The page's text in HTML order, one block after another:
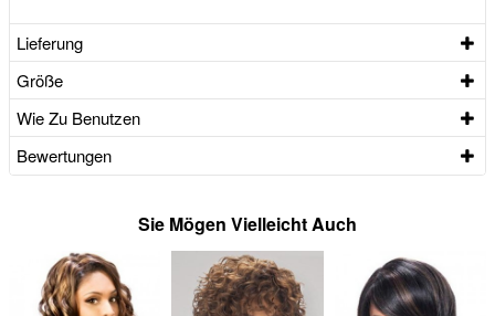
Lieferung
Größe
Wie Zu Benutzen
Bewertungen
Sie Mögen Vielleicht Auch